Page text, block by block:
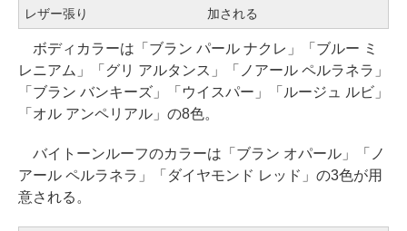
レザー張り 加される
ボディカラーは「ブラン パール ナクレ」「ブルー ミ
レニアム」「グリ アルタンス」「ノアール ペルラネラ」
「ブラン バンキーズ」「ウイスパー」「ルージュ ルビ」
「オル アンペリアル」の8色。
バイトーンルーフのカラーは「ブラン オパール」「ノ
アール ペルラネラ」「ダイヤモンド レッド」の3色が用
意される。